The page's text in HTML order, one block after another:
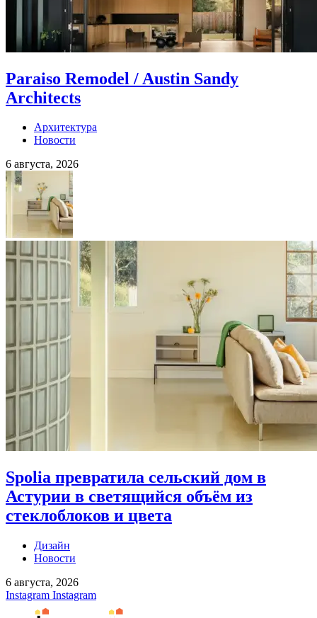
Paraiso Remodel / Austin Sandy
Architects
Архитектура
Новости
6 августа, 2026
Spolia превратила сельский дом в
Астурии в светящийся объём из
стеклоблоков и цвета
Дизайн
Новости
6 августа, 2026
Instagram Instagram